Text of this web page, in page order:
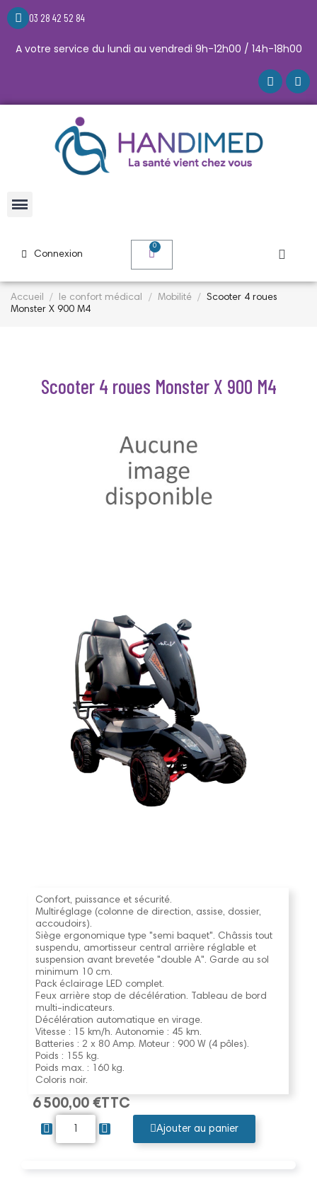
03 28 42 52 84
A votre service du lundi au vendredi 9h-12h00 / 14h-18h00
Connexion
Accueil le confort médical Mobilité
Scooter 4 roues
Monster X 900 M4
Scooter 4 roues Monster X 900 M4
Confort, puissance et sécurité.
Multiréglage (colonne de direction, assise, dossier,
accoudoirs).
Siège ergonomique type "semi baquet". Châssis tout
suspendu, amortisseur central arrière réglable et
suspension avant brevetée "double A". Garde au sol
minimum 10 cm.
Pack éclairage LED complet.
Feux arrière stop de décélération. Tableau de bord
multi-indicateurs.
Décélération automatique en virage.
Vitesse : 15 km/h. Autonomie : 45 km.
Batteries : 2 x 80 Amp. Moteur : 900 W (4 pôles).
Poids : 155 kg.
Poids max. : 160 kg.
Coloris noir.
6 500,00 €TTC
Ajouter au panier